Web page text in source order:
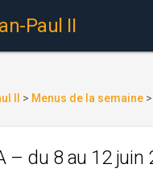
Paul II
II > Menus de la semaine >
– du 8 au 12 juin